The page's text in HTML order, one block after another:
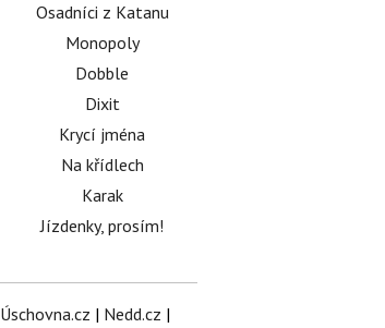
Osadníci z Katanu
Monopoly
Dobble
Dixit
Krycí jména
Na křídlech
Karak
Jízdenky, prosím!
Úschovna.cz | Nedd.cz |